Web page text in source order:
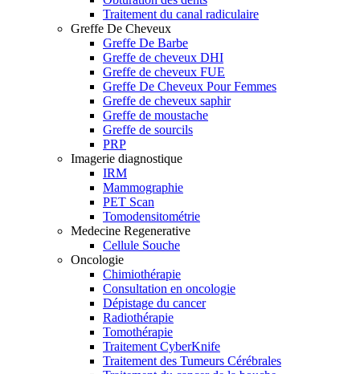
Traitement du canal radiculaire
Greffe De Cheveux
Greffe De Barbe
Greffe de cheveux DHI
Greffe de cheveux FUE
Greffe De Cheveux Pour Femmes
Greffe de cheveux saphir
Greffe de moustache
Greffe de sourcils
PRP
Imagerie diagnostique
IRM
Mammographie
PET Scan
Tomodensitométrie
Medecine Regenerative
Cellule Souche
Oncologie
Chimiothérapie
Consultation en oncologie
Dépistage du cancer
Radiothérapie
Tomothérapie
Traitement CyberKnife
Traitement des Tumeurs Cérébrales